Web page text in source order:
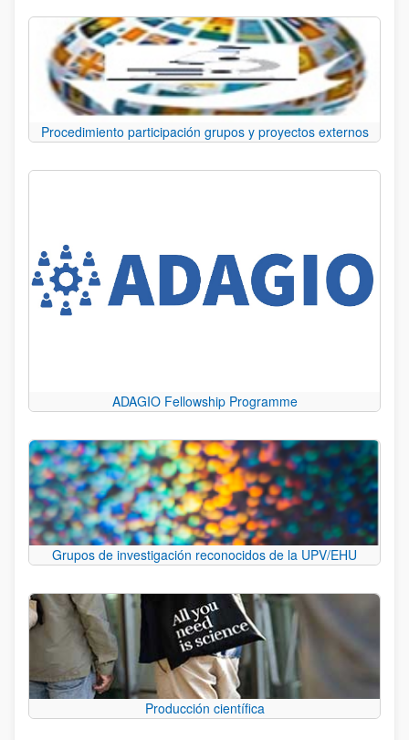
Procedimiento participación grupos y proyectos externos
ADAGIO Fellowship Programme
Grupos de investigación reconocidos de la UPV/EHU
Producción científica